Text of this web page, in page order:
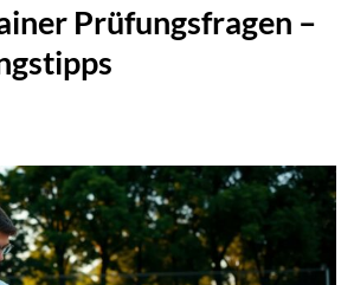
Prüfungsfragen –